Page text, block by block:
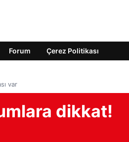
Forum Çerez Politikası
var
dikkat!